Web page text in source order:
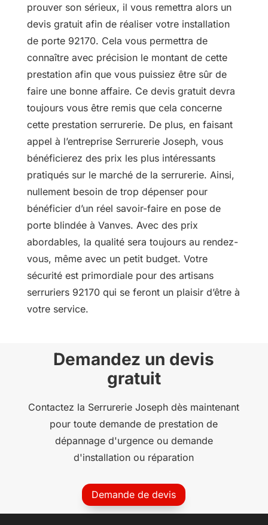
prouver son sérieux, il vous remettra alors un
devis gratuit afin de réaliser votre installation
de porte 92170. Cela vous permettra de
connaître avec précision le montant de cette
prestation afin que vous puissiez être sûr de
faire une bonne affaire. Ce devis gratuit devra
toujours vous être remis que cela concerne
cette prestation serrurerie. De plus, en faisant
appel à l’entreprise Serrurerie Joseph, vous
bénéficierez des prix les plus intéressants
pratiqués sur le marché de la serrurerie. Ainsi,
nullement besoin de trop dépenser pour
bénéficier d’un réel savoir-faire en pose de
porte blindée à Vanves. Avec des prix
abordables, la qualité sera toujours au rendez-
vous, même avec un petit budget. Votre
sécurité est primordiale pour des artisans
serruriers 92170 qui se feront un plaisir d’être à
votre service.
Demandez un devis
gratuit
Contactez la Serrurerie Joseph dès maintenant
pour toute demande de prestation de
dépannage d'urgence ou demande
d'installation ou réparation
Demande de devis